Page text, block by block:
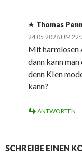
Thomas
24.05.2026 UM
Mit harmlosen
dann kann
denn KIen
kann?
ANTWORTEN
SCHREIBE EINEN